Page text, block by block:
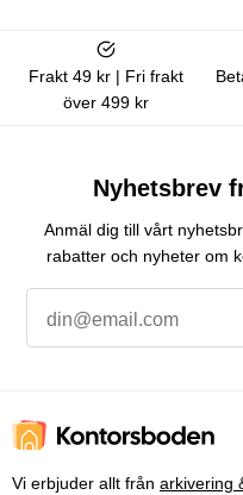
Frakt 49 kr | Fri frakt
över 499 kr
Nyhetsbrev
Anmäl dig till vårt
rabatter och nyheter om
Vi erbjuder allt från arkivering